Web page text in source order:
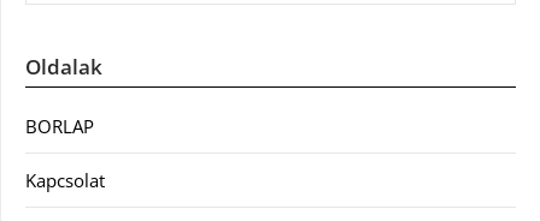
Oldalak
BORLAP
Kapcsolat